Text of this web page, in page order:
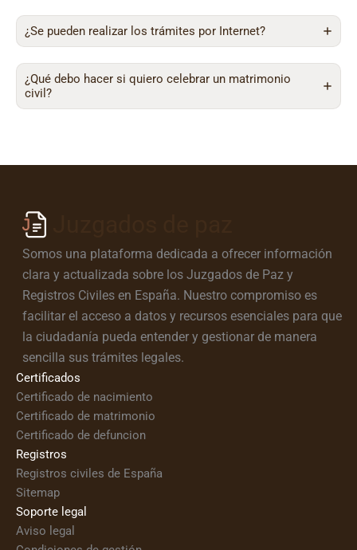
¿Se pueden realizar los trámites por Internet?
¿Qué debo hacer si quiero celebrar un matrimonio
civil?
Somos una plataforma dedicada a ofrecer información
clara y actualizada sobre los Juzgados de Paz y
Registros Civiles en España. Nuestro compromiso es
facilitar el acceso a datos y recursos esenciales para que
la ciudadanía pueda entender y gestionar de manera
sencilla sus trámites legales.
Certificados
Certificado de nacimiento
Certificado de matrimonio
Certificado de defuncion
Registros
Registros civiles de España
Sitemap
Soporte legal
Aviso legal